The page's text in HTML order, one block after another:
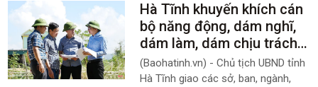
Hà Tĩnh khuyến khích cán
bộ năng động, dám nghĩ,
dám làm, dám chịu trách
nhiệm
(Baohatinh.vn) - Chủ tịch UBND tỉnh
Hà Tĩnh giao các sở, ban, ngành,